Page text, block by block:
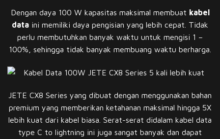
Dengan daya 100 W kapasitas maksimal membuat kabel
data ini memiliki daya pengisian yang lebih cepat. Tidak
perlu membutuhkan banyak waktu untuk mengisi 1 –
100%, sehingga tidak banyak membuang waktu berharga.
JETE CX8 Series yang dibuat dengan menggunakan bahan
premium yang memberikan ketahanan maksimal hingga 5X
lebih kuat dari kabel biasa. Serat-serat didalam kabel data
type C to lightning ini juga sangat banyak dan dapat